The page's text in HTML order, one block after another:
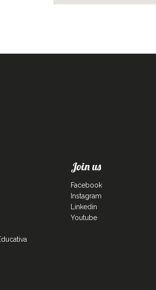
Join us
Facebook
Instagram
Linkedin
Youtube